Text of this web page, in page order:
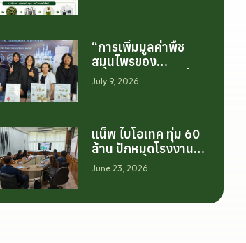
“การเพิ่มมูลค่าพืช
สมุนไพรของ
ประเทศไทย ไม่ได้เริ่ม
ต้นจากการสร้าง
การสร้างระบบความ
ร่วมมือระหว่างนักวิจัย
มหาวิทยาลัย ภาค
งานวิจัยสามารถต่อย
July 9, 2026
แน็พ ไบโอเทค ทุ่ม 60
ล้าน ปักหมุดโรงงาน
นครศรีฯ จับมือ
มทร.ศรีวิชัย ยกระดับ
ละ 17.5 ตัน
June 23, 2026